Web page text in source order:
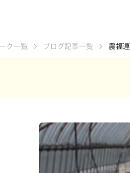
ク一覧 ブログ記事一覧 農福